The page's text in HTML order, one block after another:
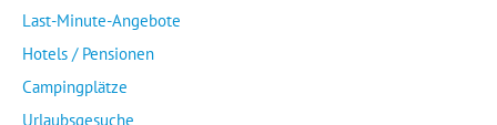
Last-Minute-Angebote
Hotels / Pensionen
Campingplätze
Urlaubsgesuche